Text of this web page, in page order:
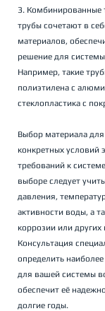
3. Комбинированные
трубы сочетают в
материалов,
решение для
Например, такие
полиэтилена с
стеклопластика с
Выбор материала
конкретных условий
требований к
выборе следует
давления,
активности воды, а
коррозии или
Консультация
определить
для вашей системы
обеспечит её
долгие годы.